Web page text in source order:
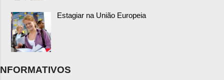
Estagiar na União Europeia
NFORMATIVOS